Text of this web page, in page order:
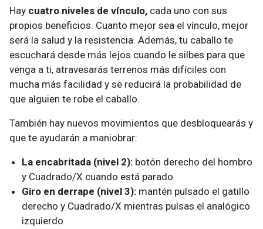
Hay cuatro niveles de vínculo, cada uno con sus
propios beneficios. Cuanto mejor sea el vínculo, mejor
será la salud y la resistencia. Además, tu caballo te
escuchará desde más lejos cuando le silbes para que
venga a ti, atravesarás terrenos más difíciles con
mucha más facilidad y se reducirá la probabilidad de
que alguien te robe el caballo.
También hay nuevos movimientos que desbloquearás y
que te ayudarán a maniobrar:
La encabritada (nivel 2): botón derecho del hombro
y Cuadrado/X cuando está parado
Giro en derrape (nivel 3): mantén pulsado el gatillo
derecho y Cuadrado/X mientras pulsas el analógico
izquierdo